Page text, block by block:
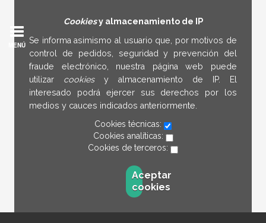
Cookiesy almacenamiento de IP
Se informa asimismo al usuario que, por motivos de
control de pedidos, seguridad y prevención del
fraude electrónico, nuestra página web puede
utilizar cookies y almacenamiento de IP. El
interesado podrá ejercer sus derechos por los
medios y cauces indicados anteriormente.
Cookies técnicas:
Cookies analíticas:
Cookies de terceros:
Aceptar
cookies
MENÚ